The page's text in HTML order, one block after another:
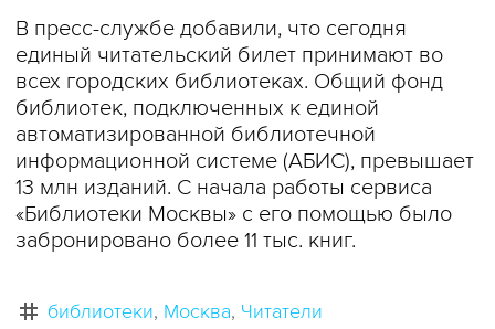
В пресс-службе добавили, что сегодня
единый читательский билет принимают во
всех городских библиотеках. Общий фонд
библиотек, подключенных к единой
автоматизированной библиотечной
информационной системе (АБИС), превышает
13 млн изданий. С начала работы сервиса
«Библиотеки Москвы» с его помощью было
забронировано более 11 тыс. книг.
библиотеки Москва Читатели